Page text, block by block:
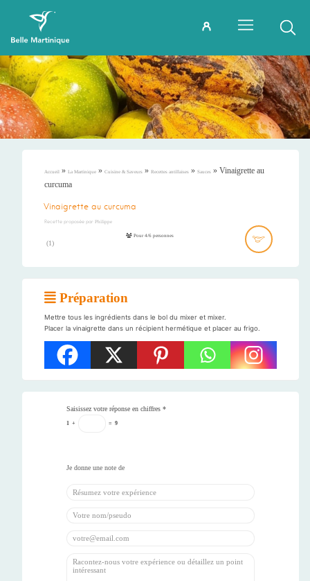
Accueil » La Martinique » Cuisine & Saveurs » Recettes antillaises » Sauces » Vinaigrette au
curcuma
Vinaigrette au curcuma
Recette proposée par Philippe
(1)
Pour 4/6 personnes
Préparation
Mettre tous les ingrédients dans le bol du mixer et mixer.
Placer la vinaigrette dans un récipient hermétique et placer au frigo.
Saisissez votre réponse en chiffres *
1 + = 9